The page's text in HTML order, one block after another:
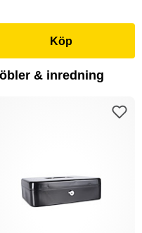
Köp
& inredning